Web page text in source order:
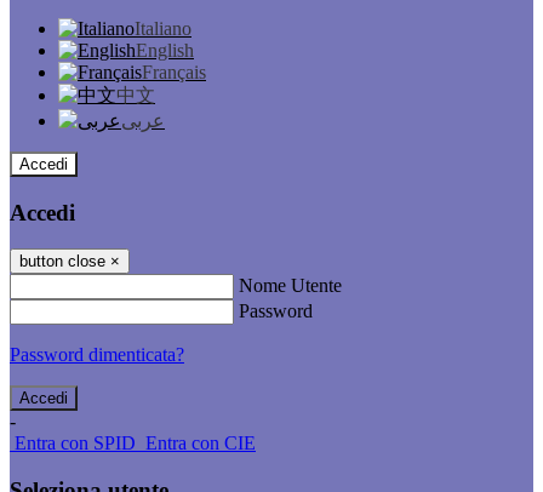
Italiano
English
Français
中文
عربى
Accedi
Accedi
button close ×
Nome Utente
Password
Password dimenticata?
-
Entra con SPID Entra con CIE